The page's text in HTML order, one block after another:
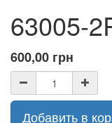
63005-
600,00 грн
Добавить в